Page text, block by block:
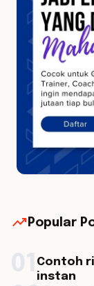
trending_up Popular
Contoh
instan